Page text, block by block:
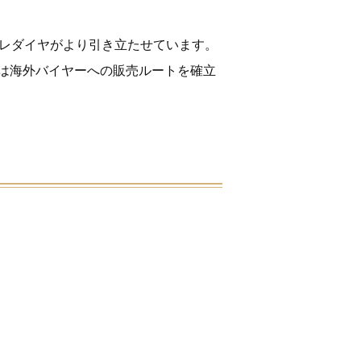
イヤがより引き立たせています。
海外バイヤーへの販売ルートを確立